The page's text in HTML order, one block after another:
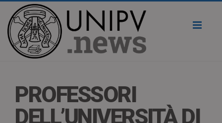
PROFESSORI
DELL’UNIVERSITÀ DI